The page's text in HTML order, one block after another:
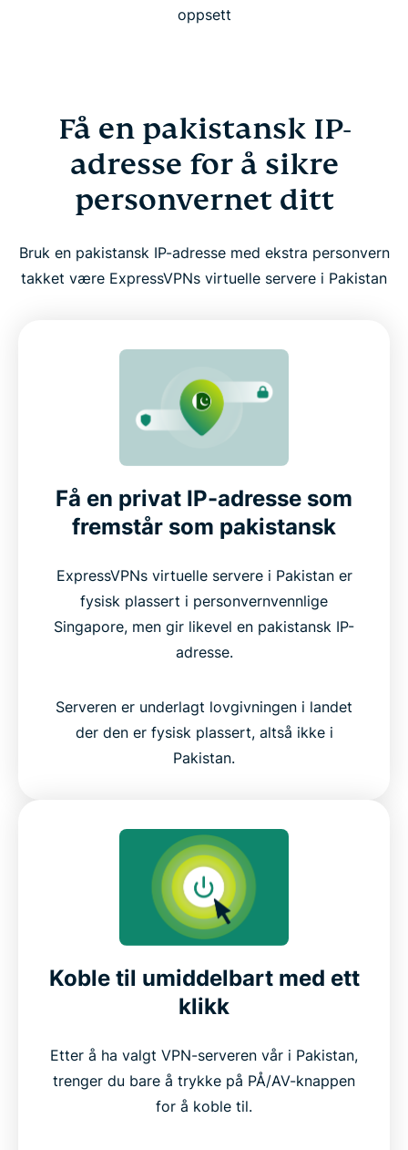
oppsett
Få en pakistansk IP-
adresse for å sikre
personvernet ditt
Bruk en pakistansk IP-adresse med ekstra personvern
takket være ExpressVPNs virtuelle servere i Pakistan
Få en privat IP-adresse som
fremstår som pakistansk
ExpressVPNs virtuelle servere i Pakistan er
fysisk plassert i personvernvennlige
Singapore, men gir likevel en pakistansk IP-
adresse.
Serveren er underlagt lovgivningen i landet
der den er fysisk plassert, altså ikke i
Pakistan.
Koble til umiddelbart med ett
klikk
Etter å ha valgt VPN-serveren vår i Pakistan,
trenger du bare å trykke på PÅ/AV-knappen
for å koble til.